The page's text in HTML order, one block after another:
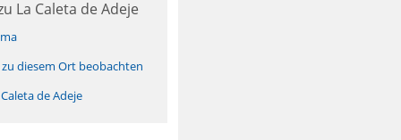
La Caleta de Adeje
diesem Ort beobachten
de Adeje